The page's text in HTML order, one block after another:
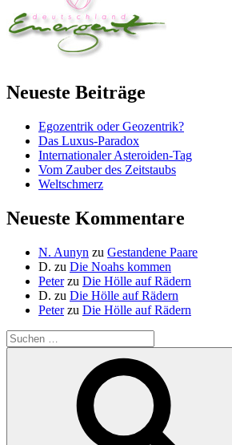
Neueste Beiträge
Egozentrik oder Geozentrik?
Das Luxus-Paradox
Internationaler Asteroiden-Tag
Vom Zauber des Zeitstaubs
Weltschmerz
Neueste Kommentare
N. Aunyn zu Gestandene Paare
D. zu Die Noahs kommen
Peterzu Die Hölle auf Rädern
D. zu Die Hölle auf Rädern
Peterzu Die Hölle auf Rädern
Suche
nach: